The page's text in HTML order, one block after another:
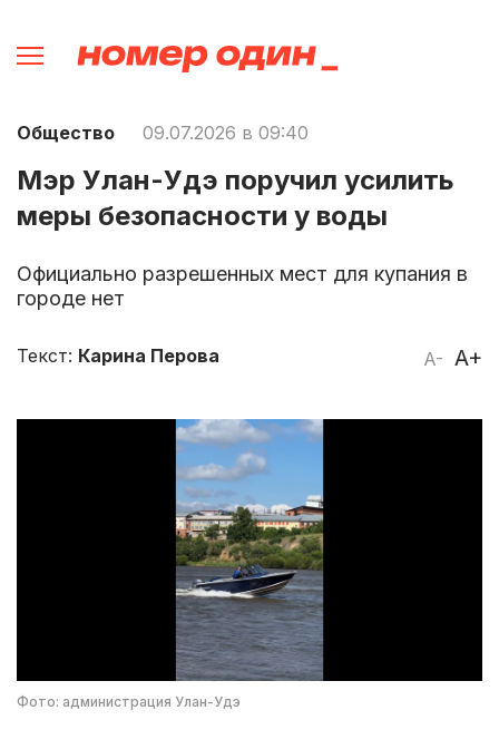
Общество 09.07.2026 в 09:40
Мэр Улан-Удэ поручил усилить
меры безопасности у воды
Официально разрешенных мест для купания в
городе нет
A- A+
Текст: Карина Перова
Фото: администрация Улан-Удэ